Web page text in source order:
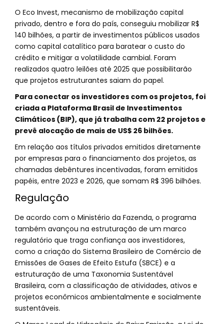
O Eco Invest, mecanismo de mobilização capital
privado, dentro e fora do país, conseguiu mobilizar R$
140 bilhões, a partir de investimentos públicos usados
como capital catalítico para baratear o custo do
crédito e mitigar a volatilidade cambial. Foram
realizados quatro leilões até 2025 que possibilitarão
que projetos estruturantes saiam do papel.
Para conectar os investidores com os projetos, foi
criada a Plataforma Brasil de Investimentos
Climáticos (BIP), que já trabalha com 22 projetos e
prevê alocação de mais de US$ 26 bilhões.
Em relação aos títulos privados emitidos diretamente
por empresas para o financiamento dos projetos, as
chamadas debêntures incentivadas, foram emitidos
papéis, entre 2023 e 2026, que somam R$ 396 bilhões.
Regulação
De acordo com o Ministério da Fazenda, o programa
também avançou na estruturação de um marco
regulatório que traga confiança aos investidores,
como a criação do Sistema Brasileiro de Comércio de
Emissões de Gases de Efeito Estufa (SBCE) e a
estruturação de uma Taxonomia Sustentável
Brasileira, com a classificação de atividades, ativos e
projetos econômicos ambientalmente e socialmente
sustentáveis.